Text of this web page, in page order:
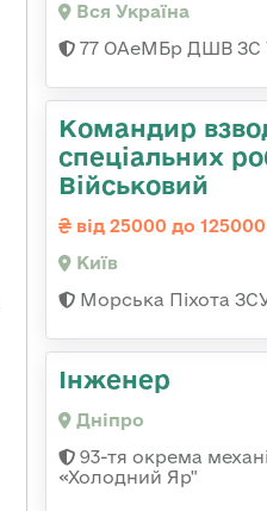
Вся Україна
77 ОАеМБр ДШВ ЗС
Командир
спеціальних
Військовий
від 25000 до
Київ
Морська Піхота
Інженер
Дніпро
93-тя окрема
«Холодний Яр"